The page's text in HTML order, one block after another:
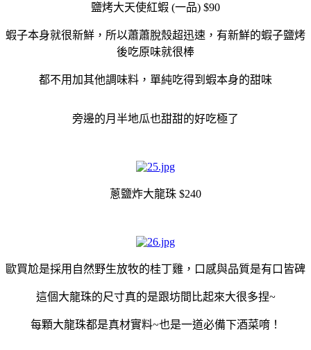
鹽烤大天使紅蝦 (一品) $90
蝦子本身就很新鮮，所以蕭蕭脫殼超迅速，有新鮮的蝦子鹽烤
後吃原味就很棒
都不用加其他調味料，單純吃得到蝦本身的甜味
旁邊的月半地瓜也甜甜的好吃極了
蔥鹽炸大龍珠 $240
歐買尬是採用自然野生放牧的桂丁雞，口感與品質是有口皆碑
這個大龍珠的尺寸真的是跟坊間比起來大很多捏~
每顆大龍珠都是真材實料~也是一道必備下酒菜唷！